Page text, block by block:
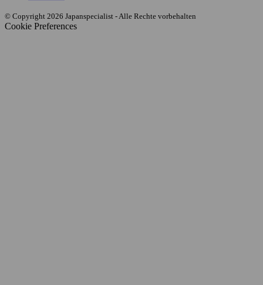
© Copyright 2026 Japanspecialist - Alle Rechte vorbehalten
Cookie Preferences